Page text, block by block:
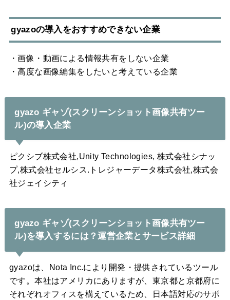
gyazoの導入をおすすめできない企業
・画像・動画による情報共有をしない企業
・高度な画像編集をしたいと考えている企業
gyazo ギャゾ(スクリーンショット画像共有ツー
ル)の導入企業
ピクシブ株式会社,Unity Technologies, 株式会社シナッ
プ,株式会社セルシス.トレジャーデータ株式会社,株式会
社ジェイシティ
gyazo ギャゾ(スクリーンショット画像共有ツー
ル)を導入するには？運営企業とサービス詳細
gyazoは、Nota Inc.により開発・提供されているツール
です。本社はアメリカにありますが、東京都と京都府に
それぞれオフィスを構えているため、日本語対応のサポ